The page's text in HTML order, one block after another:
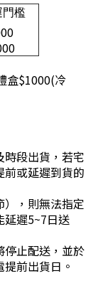
檻
盒$1000(冷
時段出貨，若宅
或延遲到貨的
，則無法指定
延遲5~7日送
停止配送，並於
前出貨日。